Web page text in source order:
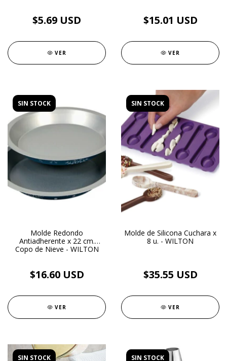
$5.69 USD
VER
$15.01 USD
VER
SIN STOCK
Molde Redondo
Antiadherente x 22 cm.
Copo de Nieve - WILTON
$16.60 USD
VER
SIN STOCK
Molde de Silicona Cuchara x
8 u. - WILTON
$35.55 USD
VER
SIN STOCK SIN STOCK